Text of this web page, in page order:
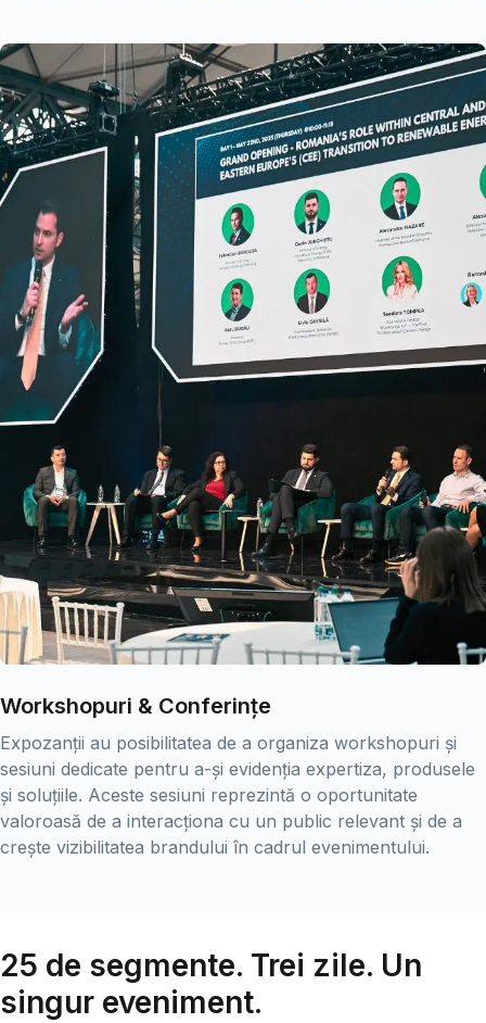
Workshopuri & Conferințe
Expozanții au posibilitatea de a organiza workshopuri și
sesiuni dedicate pentru a-și evidenția expertiza, produsele
și soluțiile. Aceste sesiuni reprezintă o oportunitate
valoroasă de a interacționa cu un public relevant și de a
crește vizibilitatea brandului în cadrul evenimentului.
25 de segmente. Trei zile. Un
singur eveniment.